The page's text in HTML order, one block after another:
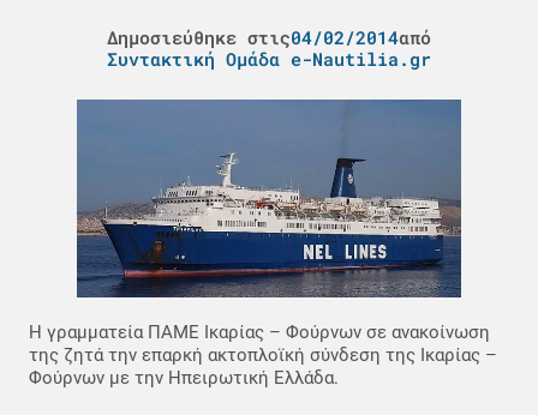
Δημοσιεύθηκε στις04/02/2014από
Συντακτική Ομάδα e-Nautilia.gr
H γραμματεία ΠΑΜΕ Ικαρίας – Φούρνων σε ανακοίνωση
της ζητά την επαρκή ακτοπλοϊκή σύνδεση της Ικαρίας –
Φούρνων με την Ηπειρωτική Ελλάδα.